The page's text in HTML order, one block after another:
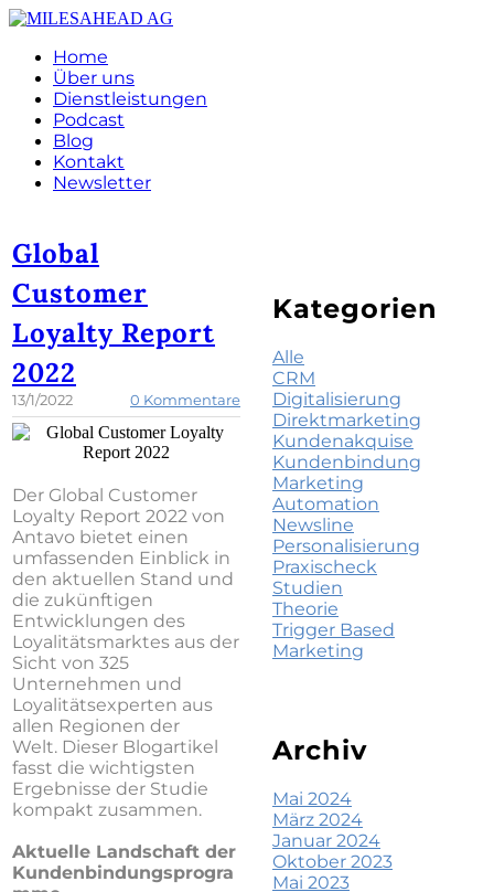
Home
Über uns
Dienstleistungen
Podcast
Blog
Kontakt
Newsletter
Global
Customer
Loyalty Report
2022
13/1/2022 0 Kommentare
Der Global Customer
Loyalty Report 2022 von
Antavo bietet einen
umfassenden Einblick in
den aktuellen Stand und
die zukünftigen
Entwicklungen des
Loyalitätsmarktes aus der
Sicht von 325
Unternehmen und
Loyalitätsexperten aus
allen Regionen der
Welt. Dieser Blogartikel
fasst die wichtigsten
Ergebnisse der Studie
kompakt zusammen.
Aktuelle Landschaft der
Kundenbindungsprogra
Kategorien
Alle
CRM
Digitalisierung
Direktmarketing
Kundenakquise
Kundenbindung
Marketing
Automation
Newsline
Personalisierung
Praxischeck
Studien
Theorie
Trigger Based
Marketing
Archiv
Mai 2024
März 2024
Januar 2024
Oktober 2023
Mai 2023